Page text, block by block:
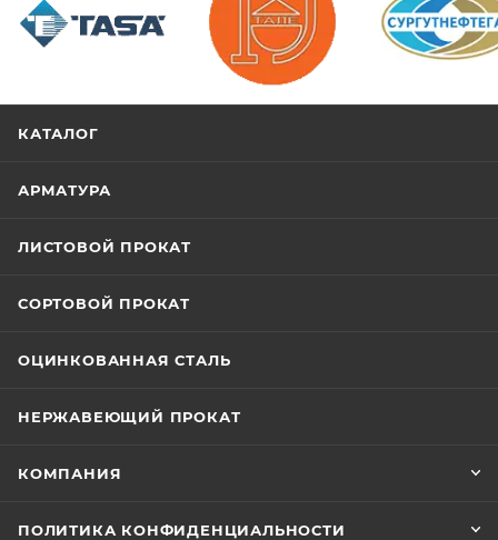
КАТАЛОГ
АРМАТУРА
ЛИСТОВОЙ ПРОКАТ
СОРТОВОЙ ПРОКАТ
ОЦИНКОВАННАЯ СТАЛЬ
НЕРЖАВЕЮЩИЙ ПРОКАТ
КОМПАНИЯ
ПОЛИТИКА КОНФИДЕНЦИАЛЬНОСТИ